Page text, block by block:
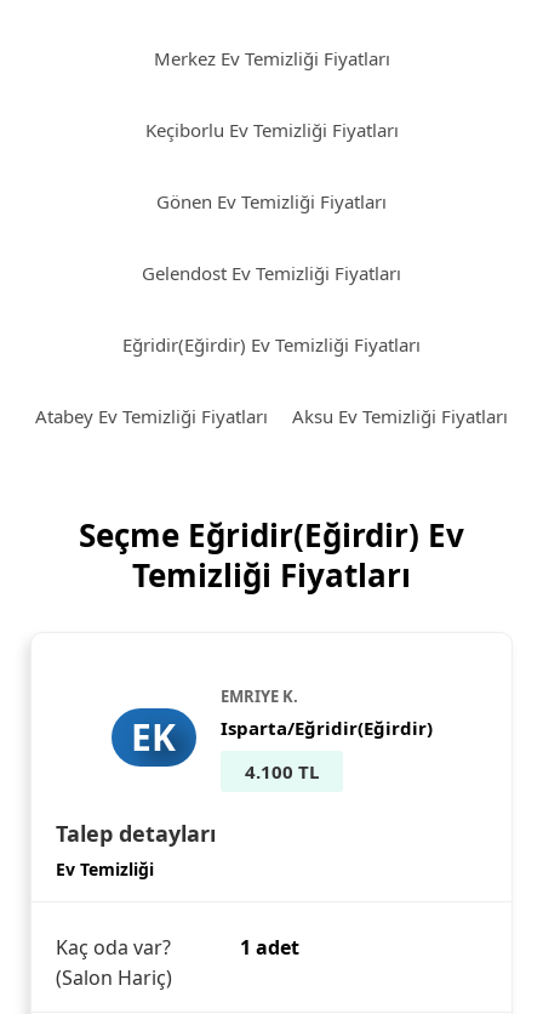
Merkez Ev Temizliği Fiyatları
Keçiborlu Ev Temizliği Fiyatları
Gönen Ev Temizliği Fiyatları
Gelendost Ev Temizliği Fiyatları
Eğridir(Eğirdir) Ev Temizliği Fiyatları
Atabey Ev Temizliği Fiyatları Aksu Ev Temizliği Fiyatları
Seçme Eğridir(Eğirdir) Ev
Temizliği Fiyatları
EK
EMRIYE K.
Isparta/Eğridir(Eğirdir)
4.100 TL
Talep detayları
Ev Temizliği
Kaç oda var?
(Salon Hariç)
1 adet